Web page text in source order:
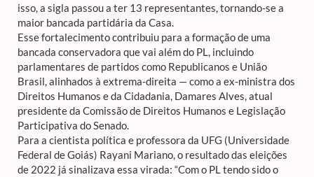
isso, a sigla passou a ter 13 representantes, tornando-se a
maior bancada partidária da Casa.
Esse fortalecimento contribuiu para a formação de uma
bancada conservadora que vai além do PL, incluindo
parlamentares de partidos como Republicanos e União
Brasil, alinhados à extrema-direita — como a ex-ministra dos
Direitos Humanos e da Cidadania, Damares Alves, atual
presidente da Comissão de Direitos Humanos e Legislação
Participativa do Senado.
Para a cientista política e professora da UFG (Universidade
Federal de Goiás) Rayani Mariano, o resultado das eleições
de 2022 já sinalizava essa virada: “Com o PL tendo sido o